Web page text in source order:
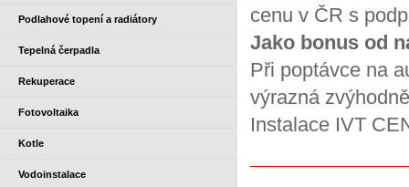
Podlahové topení a radiátory
Tepelná čerpadla
Rekuperace
Fotovoltaika
Kotle
Vodoinstalace
cenu v ČR s
Jako bonus od
Při poptávce na
výrazná
Instalace IVT